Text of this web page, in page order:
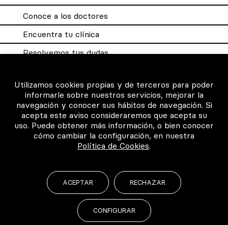
Conoce a los doctores
Encuentra tu clínica
Resolvemos tus dudas
Para los profesionales
Consigue tu certificado
Intranet clínicas certificadas
Música para los pacientes
©2026 Todos los derechos reservados
Utilizamos cookies propias y de terceros para poder
informarle sobre nuestros servicios, mejorar la
navegación y conocer sus hábitos de navegación. Si
acepta este aviso consideraremos que acepta su
uso. Puede obtener más información, o bien conocer
cómo cambiar la configuración, en nuestra
Política de Cookies.
ACEPTAR RECHAZAR
CONFIGURAR